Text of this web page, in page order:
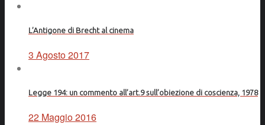
L’Antigone di Brecht al cinema
3 Agosto 2017
Legge 194: un commento all’art.9 sull’obiezione di coscienza, 1978
22 Maggio 2016